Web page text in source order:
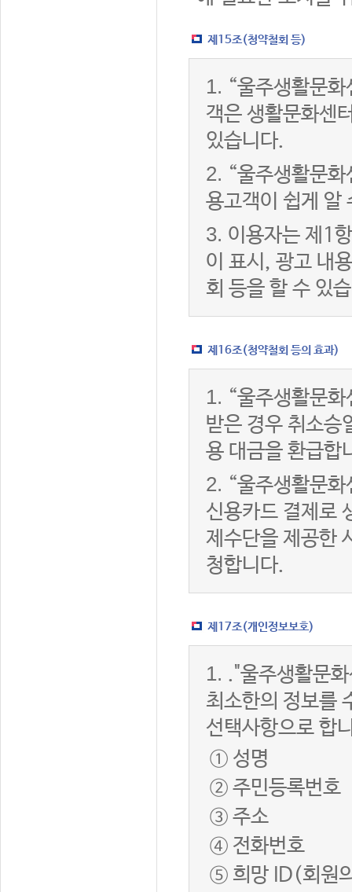
제15조(청약철회 등)
1. “울주생활문
객은 생활문화센
있습니다.
2. “울주생활문
용고객이 쉽게 알
3. 이용자는 제1
이 표시, 광고 내
회 등을 할 수 있
제16조(청약철회 등의 효과)
1. “울주생활문
받은 경우 취소승
용 대금을 환급합
2. “울주생활문
신용카드 결제로
제수단을 제공한
청합니다.
제17조(개인정보보호)
1. ."울주생활문
최소한의 정보를
선택사항으로 합
① 성명
② 주민등록번호
③ 주소
④ 전화번호
⑤ 희망 ID(회원